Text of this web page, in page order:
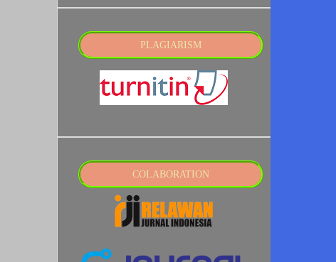
PLAGIARISM
COLABORATION